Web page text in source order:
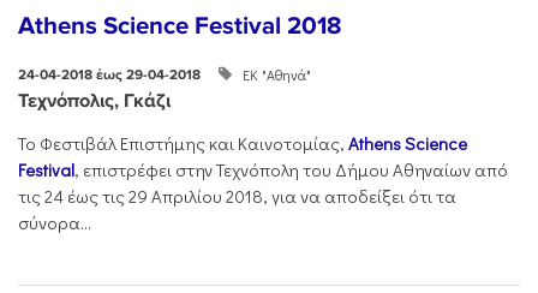
Athens Science Festival 2018
24-04-2018 έως 29-04-2018 ΕΚ "Αθηνά"
Τεχνόπολις, Γκάζι
Το Φεστιβάλ Επιστήμης και Καινοτομίας, Athens Science
Festival, επιστρέφει στην Τεχνόπολη του Δήμου Αθηναίων από
τις 24 έως τις 29 Απριλίου 2018, για να αποδείξει ότι τα
σύνορα...